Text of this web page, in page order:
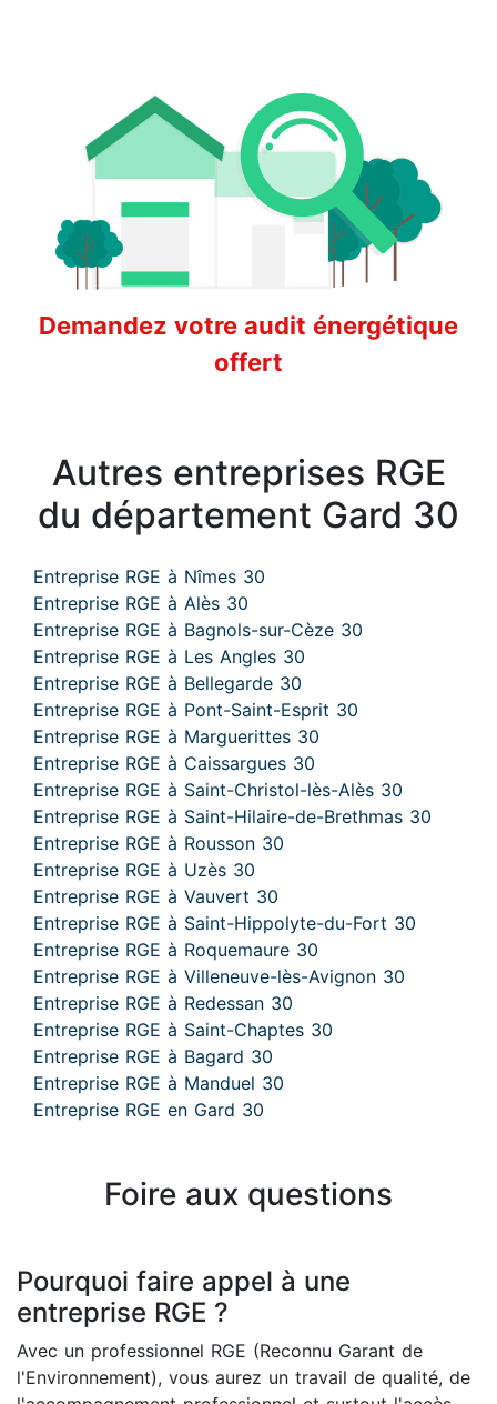
Demandez votre audit énergétique
offert
Autres entreprises RGE
du département Gard 30
Entreprise RGE à Nîmes 30
Entreprise RGE à Alès 30
Entreprise RGE à Bagnols-sur-Cèze 30
Entreprise RGE à Les Angles 30
Entreprise RGE à Bellegarde 30
Entreprise RGE à Pont-Saint-Esprit 30
Entreprise RGE à Marguerittes 30
Entreprise RGE à Caissargues 30
Entreprise RGE à Saint-Christol-lès-Alès 30
Entreprise RGE à Saint-Hilaire-de-Brethmas 30
Entreprise RGE à Rousson 30
Entreprise RGE à Uzès 30
Entreprise RGE à Vauvert 30
Entreprise RGE à Saint-Hippolyte-du-Fort 30
Entreprise RGE à Roquemaure 30
Entreprise RGE à Villeneuve-lès-Avignon 30
Entreprise RGE à Redessan 30
Entreprise RGE à Saint-Chaptes 30
Entreprise RGE à Bagard 30
Entreprise RGE à Manduel 30
Entreprise RGE en Gard 30
Foire aux questions
Pourquoi faire appel à une
entreprise RGE ?
Avec un professionnel RGE (Reconnu Garant de
l'Environnement), vous aurez un travail de qualité, de